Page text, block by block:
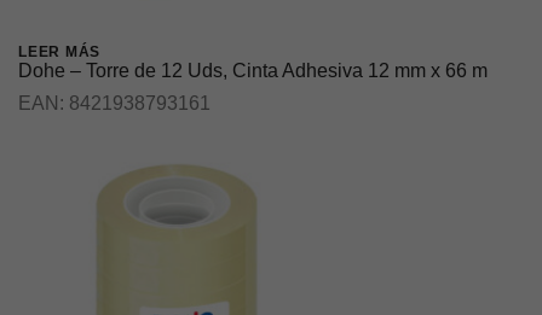
LEER MÁS
Dohe – Torre de 12 Uds, Cinta Adhesiva 12 mm x 66 m
EAN: 8421938793161